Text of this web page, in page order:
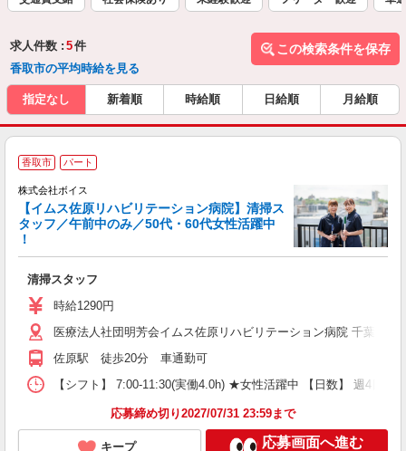
求人件数 : 5件
香取市の平均時給を見る
この検索条件を保存
指定なし 新着順 時給順 日給順 月給順
香取市 パート
株式会社ボイス
【イムス佐原リハビリテーション病院】清掃ス
タッフ／午前中のみ／50代・60代女性活躍中
！
清掃スタッフ
時給1290円
医療法人社団明芳会イムス佐原リハビリテーション病院 千葉県香
佐原駅 徒歩20分 車通勤可
【シフト】 7:00-11:30(実働4.0h) ★女性活躍中 【日数】 週4日程度
応募締め切り2027/07/31 23:59まで
キープ 応募画面へ進む